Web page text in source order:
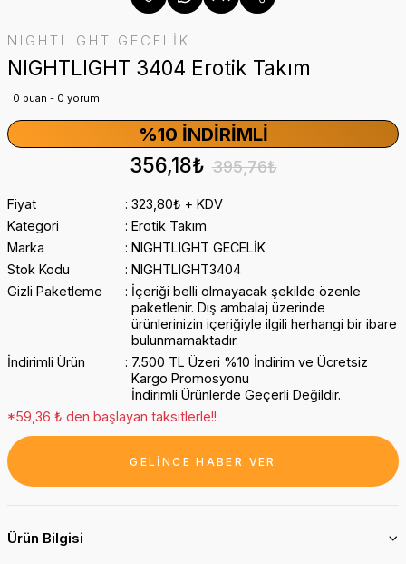
NIGHTLIGHT GECELİK
NIGHTLIGHT 3404 Erotik Takım
0 puan - 0 yorum
%10 İNDIRIMLI
356,18₺ 395,76₺
Fiyat
323,80₺ + KDV
Kategori
Erotik Takım
Marka
NIGHTLIGHT GECELİK
Stok Kodu
NIGHTLIGHT3404
Gizli Paketleme
İçeriği belli olmayacak şekilde özenle
paketlenir. Dış ambalaj üzerinde
ürünlerinizin içeriğiyle ilgili herhangi bir ibare
bulunmamaktadır.
İndirimli Ürün
7.500 TL Üzeri %10 İndirim ve Ücretsiz
Kargo Promosyonu
İndirimli Ürünlerde Geçerli Değildir.
*59,36 ₺ den başlayan taksitlerle!!
GELİNCE HABER VER
Ürün Bilgisi